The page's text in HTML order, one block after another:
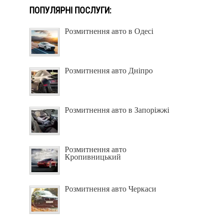
ПОПУЛЯРНІ ПОСЛУГИ:
Розмитнення авто в Одесі
Розмитнення авто Дніпро
Розмитнення авто в Запоріжжі
Розмитнення авто
Кропивницький
Розмитнення авто Черкаси